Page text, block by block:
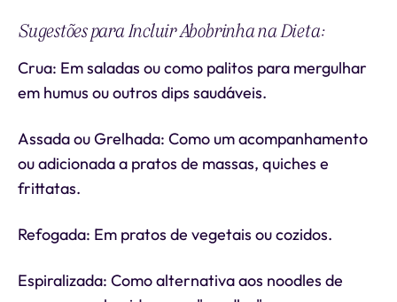
Sugestões para Incluir Abobrinha na Dieta:
Crua: Em saladas ou como palitos para mergulhar
em humus ou outros dips saudáveis.
Assada ou Grelhada: Como um acompanhamento
ou adicionada a pratos de massas, quiches e
frittatas.
Refogada: Em pratos de vegetais ou cozidos.
Espiralizada: Como alternativa aos noodles de